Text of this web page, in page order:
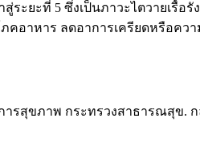
าสู่ระยะที่ 5 ซึ่งเป็นภาวะไตวายเ
คอาหาร ลดอาการเครียดหรือค
รสุขภาพ กระทรวงสาธารณสุข.